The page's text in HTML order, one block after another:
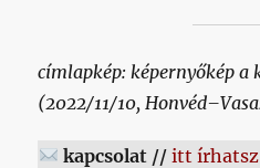
címlapkép: képernyőkép a
(2022/11/10,
kapcsolat // itt írhatsz